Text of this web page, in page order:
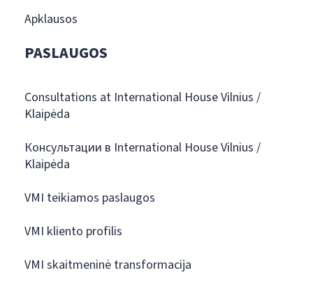
Apklausos
PASLAUGOS
Consultations at International House Vilnius /
Klaipėda
Консультации в International House Vilnius /
Klaipėda
VMI teikiamos paslaugos
VMI kliento profilis
VMI skaitmeninė transformacija